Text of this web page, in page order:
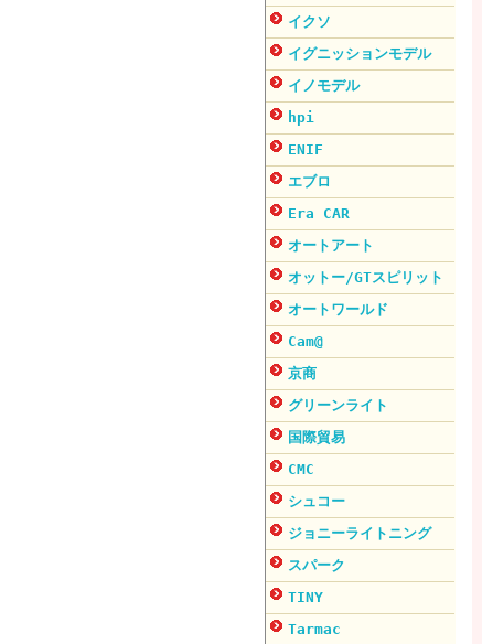
イクソ
イグニッションモデル
イノモデル
hpi
ENIF
エブロ
Era CAR
オートアート
オットー/GTスピリット
オートワールド
Cam@
京商
グリーンライト
国際貿易
CMC
シュコー
ジョニーライトニング
スパーク
TINY
Tarmac